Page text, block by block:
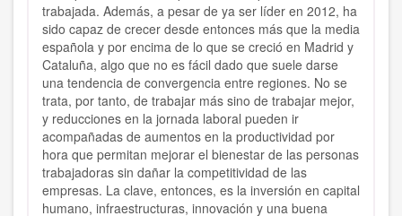
trabajada. Además, a pesar de ya ser líder en 2012, ha
sido capaz de crecer desde entonces más que la media
española y por encima de lo que se creció en Madrid y
Cataluña, algo que no es fácil dado que suele darse
una tendencia de convergencia entre regiones. No se
trata, por tanto, de trabajar más sino de trabajar mejor,
y reducciones en la jornada laboral pueden ir
acompañadas de aumentos en la productividad por
hora que permitan mejorar el bienestar de las personas
trabajadoras sin dañar la competitividad de las
empresas. La clave, entonces, es la inversión en capital
humano, infraestructuras, innovación y una buena